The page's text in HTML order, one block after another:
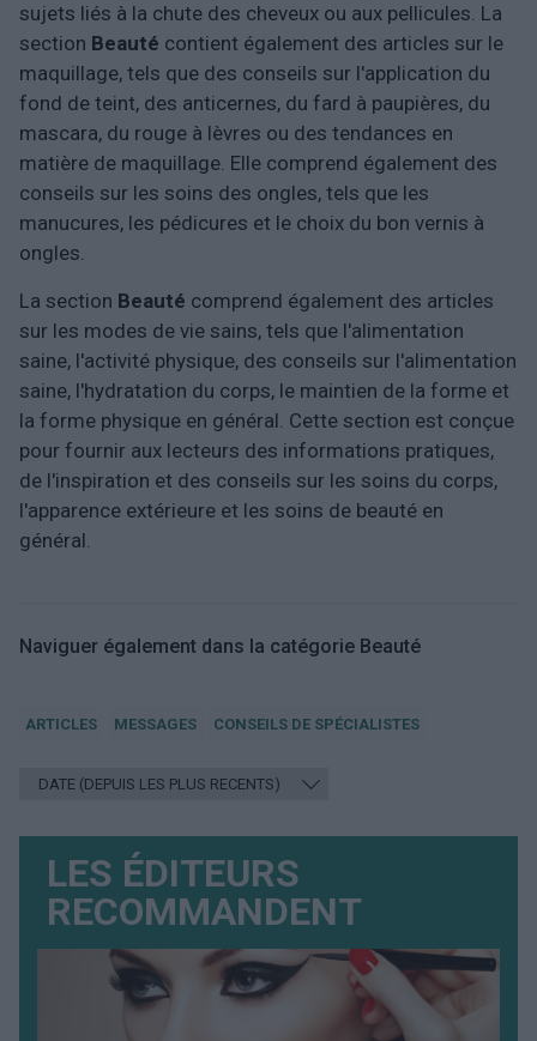
sujets liés à la chute des cheveux ou aux pellicules. La
section Beauté contient également des articles sur le
maquillage, tels que des conseils sur l'application du
fond de teint, des anticernes, du fard à paupières, du
mascara, du rouge à lèvres ou des tendances en
matière de maquillage. Elle comprend également des
conseils sur les soins des ongles, tels que les
manucures, les pédicures et le choix du bon vernis à
ongles.
La section Beauté comprend également des articles
sur les modes de vie sains, tels que l'alimentation
saine, l'activité physique, des conseils sur l'alimentation
saine, l'hydratation du corps, le maintien de la forme et
la forme physique en général. Cette section est conçue
pour fournir aux lecteurs des informations pratiques,
de l'inspiration et des conseils sur les soins du corps,
l'apparence extérieure et les soins de beauté en
général.
Naviguer également dans la catégorie Beauté
ARTICLES MESSAGES CONSEILS DE SPÉCIALISTES
LES ÉDITEURS
RECOMMANDENT